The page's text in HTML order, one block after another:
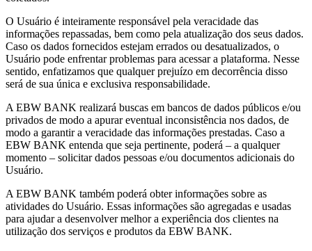
O Usuário é inteiramente responsável pela veracidade das
informações repassadas, bem como pela atualização dos seus dados.
Caso os dados fornecidos estejam errados ou desatualizados, o
Usuário pode enfrentar problemas para acessar a plataforma. Nesse
sentido, enfatizamos que qualquer prejuízo em decorrência disso
será de sua única e exclusiva responsabilidade.
A EBW BANK realizará buscas em bancos de dados públicos e/ou
privados de modo a apurar eventual inconsistência nos dados, de
modo a garantir a veracidade das informações prestadas. Caso a
EBW BANK entenda que seja pertinente, poderá – a qualquer
momento – solicitar dados pessoas e/ou documentos adicionais do
Usuário.
A EBW BANK também poderá obter informações sobre as
atividades do Usuário. Essas informações são agregadas e usadas
para ajudar a desenvolver melhor a experiência dos clientes na
utilização dos serviços e produtos da EBW BANK.